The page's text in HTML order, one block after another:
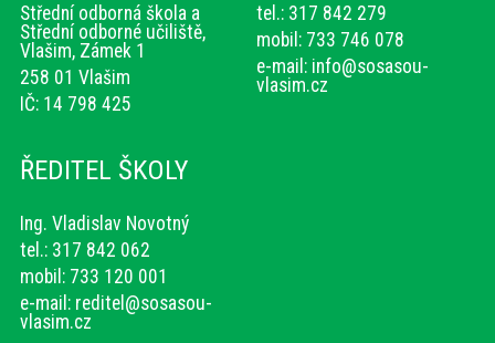
Střední odborná škola a
Střední odborné učiliště,
Vlašim, Zámek 1
258 01 Vlašim
IČ: 14 798 425
tel.: 317 842 279
mobil: 733 746 078
e-mail: info@sosasou-
vlasim.cz
ŘEDITEL ŠKOLY
Ing. Vladislav Novotný
tel.: 317 842 062
mobil: 733 120 001
e-mail: reditel@sosasou-
vlasim.cz